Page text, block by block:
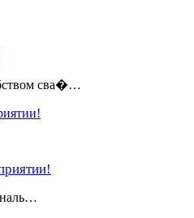
сва�…